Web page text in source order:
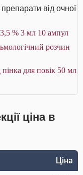
від очної
3,5 % 3 мл 10 ампул
розчин
для повік 50 мл
ціна в
Ціна